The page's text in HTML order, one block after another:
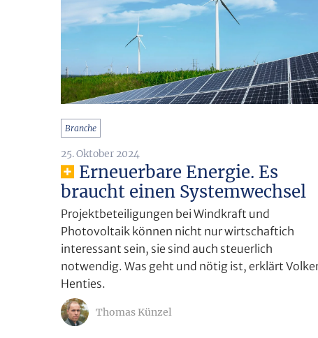
Branche
25. Oktober 2024
Erneuerbare Energie. Es
braucht einen Systemwechsel
Projektbeteiligungen bei Windkraft und
Photovoltaik können nicht nur wirtschaftich
interessant sein, sie sind auch steuerlich
notwendig. Was geht und nötig ist, erklärt
Henties.
Thomas Künzel